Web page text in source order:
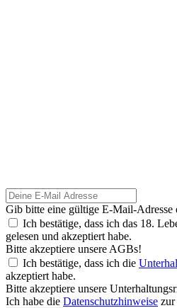
Gib bitte eine gültige E-Mail-Adresse
Ich bestätige, dass ich das 18.
gelesen und akzeptiert habe.
Bitte akzeptiere unsere AGBs!
Ich bestätige, dass ich die
akzeptiert habe.
Bitte akzeptiere unsere
Ich habe die Datenschutzhinweise zur